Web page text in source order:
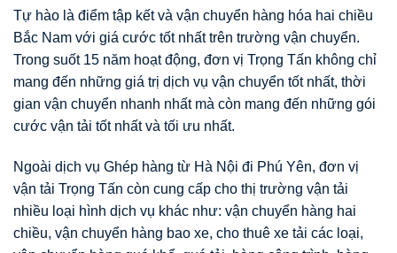
Tự hào là điểm tập kết và vận chuyển hàng hóa hai chiều
Bắc Nam với giá cước tốt nhất trên trường vận chuyển.
Trong suốt 15 năm hoạt động, đơn vị Trọng Tấn không chỉ
mang đến những giá trị dịch vụ vận chuyển tốt nhất, thời
gian vận chuyển nhanh nhất mà còn mang đến những gói
cước vận tải tốt nhất và tối ưu nhất.
Ngoài dịch vụ Ghép hàng từ Hà Nội đi Phú Yên, đơn vị
vận tải Trọng Tấn còn cung cấp cho thị trường vận tải
nhiều loại hình dịch vụ khác như: vận chuyển hàng hai
chiều, vận chuyển hàng bao xe, cho thuê xe tải các loại,